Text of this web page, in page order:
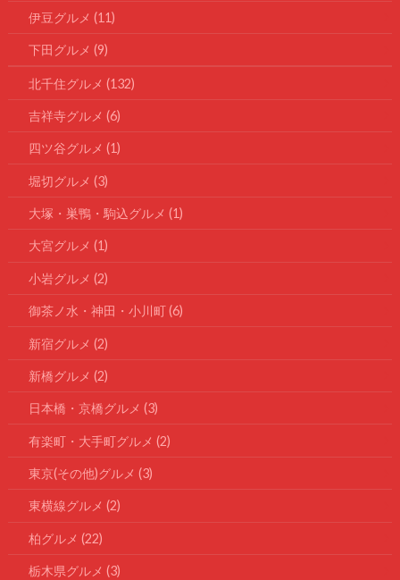
伊豆グルメ (11)
下田グルメ (9)
北千住グルメ (132)
吉祥寺グルメ (6)
四ツ谷グルメ (1)
堀切グルメ (3)
大塚・巣鴨・駒込グルメ (1)
大宮グルメ (1)
小岩グルメ (2)
御茶ノ水・神田・小川町(6)
新宿グルメ (2)
新橋グルメ (2)
日本橋・京橋グルメ (3)
有楽町・大手町グルメ (2)
東京(その他)グルメ (3)
東横線グルメ (2)
柏グルメ (22)
栃木県グルメ (3)